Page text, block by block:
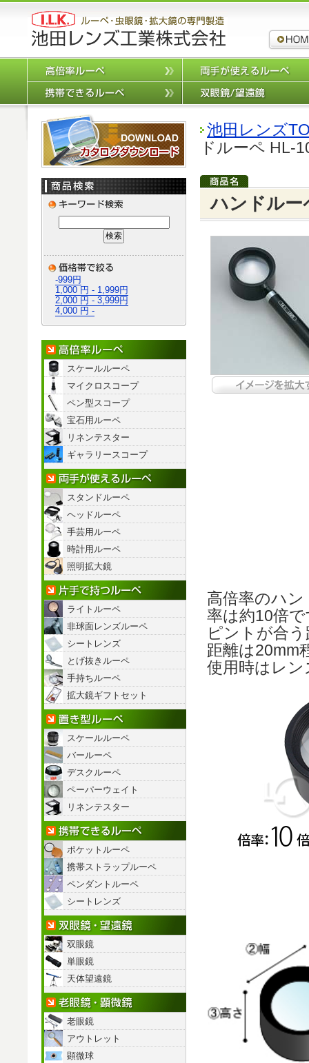
携帯できるルーペ
-999円
1,000 円 - 1,999円
2,000 円 - 3,999円
4,000 円 -
スケールルーペ
マイクロスコープ
ペン型スコープ
宝石用ルーペ
リネンテスター
ギャラリースコープ
スタンドルーペ
ヘッドルーペ
手芸用ルーペ
時計用ルーペ
照明拡大鏡
片手で持つルーペ
ライトルーペ
非球面レンズルーペ
シートレンズ
とげ抜きルーペ
手持ちルーペ
拡大鏡ギフトセット
スケールルーペ
バールーペ
デスクルーペ
ペーパーウェイト
リネンテスター
携帯できるルーペ
ポケットルーペ
携帯ストラップルーペ
ペンダントルーペ
シートレンズ
双眼鏡
単眼鏡
天体望遠鏡
老眼鏡・顕微鏡
老眼鏡
アウトレット
顕微球
池田レンズ
ドルーペ HL-
ハンドルー
高倍率のハ
率は約10倍
ピントが合
距離は20mm
使用時はレ